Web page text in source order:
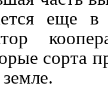
еще в
сорта